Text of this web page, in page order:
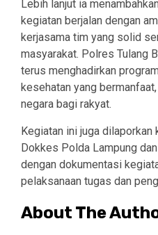
Lebih lanjut ia
kegiatan berjalan dengan
kerjasama tim yang solid
masyarakat. Polres Tulang
terus menghadirkan
kesehatan yang
negara bagi rakyat.
Kegiatan ini juga dilaporkan
Dokkes Polda Lampung
dengan dokumentasi
pelaksanaan tugas dan
About The